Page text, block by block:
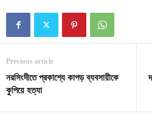
Previous article
নরসিংদীতে প্রকাশ্যে কাপড় ব্যবসায়ীকে
কুপিয়ে হত্যা